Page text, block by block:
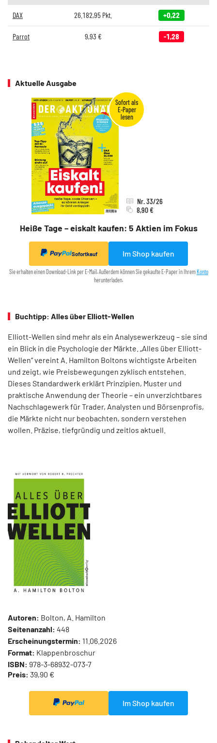
DAX 26.182,95 Pkt. +0,22
Parrot 9,93 € -1,28
Aktuelle Ausgabe
Heiße Tage – eiskalt kaufen: 5 Aktien im Fokus
Nr. 33/26
8,90 €
Sofortkauf Im Shop kaufen
Sie erhalten einen Download-Link per E-Mail. Außerdem können Sie gekaufte E-Paper in Ihrem Konto
herunterladen.
Buchtipp: Alles über Elliott-Wellen
Elliott-Wellen sind mehr als ein Analysewerkzeug – sie sind
ein Blick in die Psychologie der Märkte. „Alles über Elliott-
Wellen“ vereint A. Hamilton Boltons wichtigste Arbeiten
und zeigt, wie Preisbewegungen zyklisch entstehen.
Dieses Standardwerk erklärt Prinzipien, Muster und
praktische Anwendung der Theorie – ein unverzichtbares
Nachschlagewerk für Trader, Analysten und Börsenprofis,
die Märkte nicht nur beobachten, sondern verstehen
wollen. Präzise, tiefgründig und zeitlos aktuell.
Autoren: Bolton, A. Hamilton
Seitenanzahl: 448
Erscheinungstermin: 11.06.2026
Format: Klappenbroschur
ISBN: 978-3-68932-073-7
Preis: 39,90 €
Im Shop kaufen